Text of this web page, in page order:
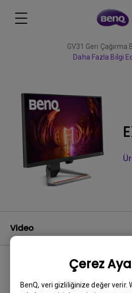
Çerez
BenQ, veri gizliliğinize değer verir.
GV31 Geri Çağırma
Daha Fazla Bilgi
Video